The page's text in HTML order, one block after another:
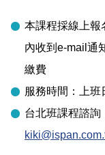
本課程採線上報
內收到e-mail通
繳費
服務時間：上班
台北班課程諮詢